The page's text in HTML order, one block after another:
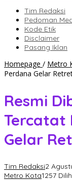
Tim Redaksi
Pedoman
Kode Etik
Disclaimer
Pasang Iklan
Homepage / Metro
Perdana Gelar
Resmi
Tercatat
Gelar
Tim Redaksi2
Metro Kota1257